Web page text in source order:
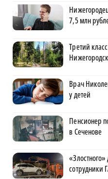
7,5 млн
Третий
Врач
у детей
Пенсионер
в Сеченове
сотрудники